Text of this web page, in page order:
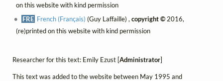
on this website with kind permission
FRE French (Français) (Guy Laffaille) ,copyright © 2016,
(re)printed on this website with kind permission
Researcher for this text: Emily Ezust [Administrator]
This text was added to the website between May 1995 and